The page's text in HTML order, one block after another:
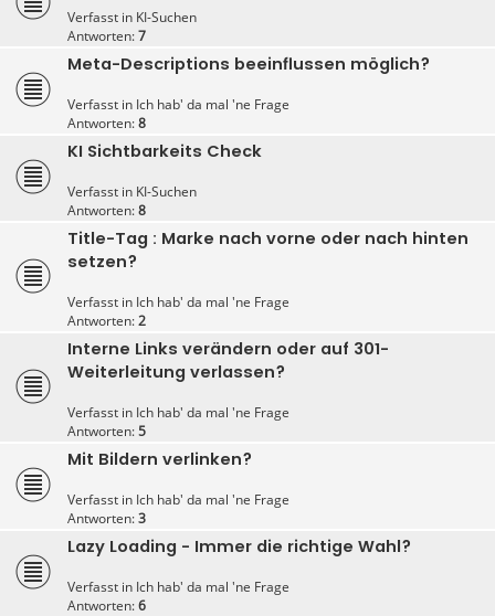
Verfasst in KI-Suchen
Antworten:7
Meta-Descriptions beeinflussen möglich?
Verfasst in Ich hab' da mal 'ne Frage
Antworten:8
KI Sichtbarkeits Check
Verfasst in KI-Suchen
Antworten:8
Title-Tag : Marke nach vorne oder nach hinten
setzen?
Verfasst in Ich hab' da mal 'ne Frage
Antworten:2
Interne Links verändern oder auf 301-
Weiterleitung verlassen?
Verfasst in Ich hab' da mal 'ne Frage
Antworten:5
Mit Bildern verlinken?
Verfasst in Ich hab' da mal 'ne Frage
Antworten:3
Lazy Loading - Immer die richtige Wahl?
Verfasst in Ich hab' da mal 'ne Frage
Antworten:6